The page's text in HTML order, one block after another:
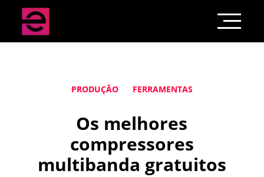
PRODUÇÃO FERRAMENTAS
Os melhores
compressores
multibanda gratuitos